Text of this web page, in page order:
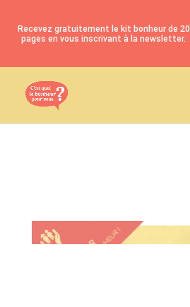
Recevez gratuitement le kit bonheur de 20
pages en vous inscrivant à la newsletter.